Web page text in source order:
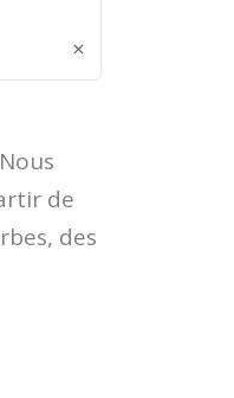
×
de
des